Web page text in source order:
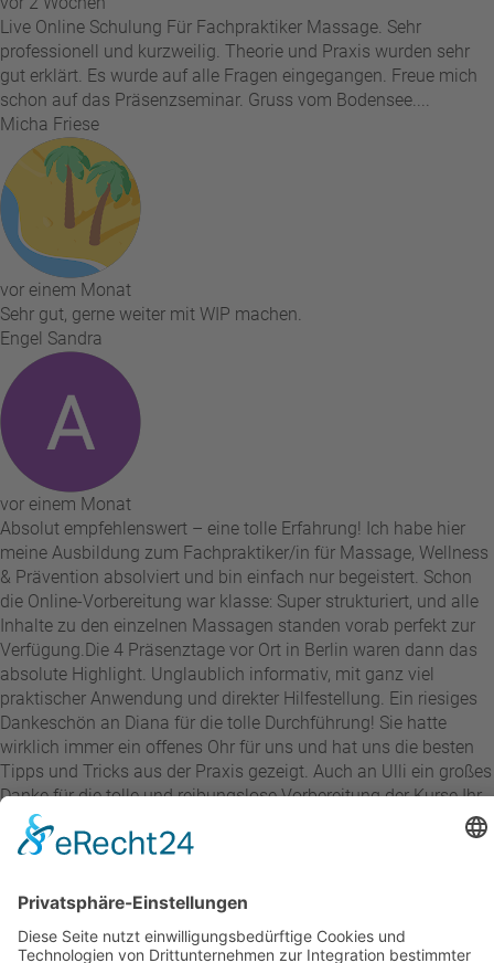
Live Online Schulung Für Fachpraktiker Massage. Sehr
professionell und kurzweilig. Theorie und Praxis wurden sehr
gut erklärt. Es wurde auf alle Fragen eingegangen. Freue mich
schon auf das Präsenzseminar. Gruss vom Bodensee....
Micha Friese
vor einem Monat
Sehr gut, gerne weiter mit WIP machen.
Engel Sandra
vor einem Monat
Absolut empfehlenswert – eine tolle Erfahrung! Ich habe hier
meine Ausbildung zum Fachpraktiker/in für Massage, Wellness
& Prävention absolviert und bin einfach nur begeistert. Schon
die Online-Vorbereitung war klasse: Super strukturiert, und alle
Inhalte zu den einzelnen Massagen standen vorab perfekt zur
Verfügung. ​Die 4 Präsenztage vor Ort in Berlin waren dann das
absolute Highlight. Unglaublich informativ, mit ganz viel
praktischer Anwendung und direkter Hilfestellung. Ein riesiges
Dankeschön an Diana für die tolle Durchführung! Sie hatte
wirklich immer ein offenes Ohr für uns und hat uns die besten
Tipps und Tricks aus der Praxis gezeigt. Auch an Ulli ein großes
Danke für die tolle und reibungslose Vorbereitung der Kurse. ​Ihr
seid ein tolles Team, es war eine wunderschöne Zeit und eine
großartige Erfahrung für mich. Macht weiter so!